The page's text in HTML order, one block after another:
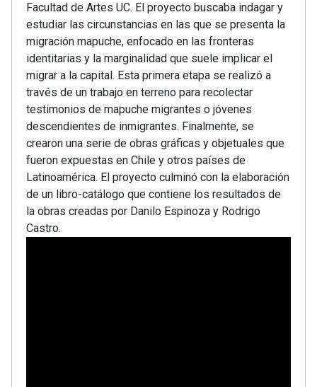
Facultad de Artes UC. El proyecto buscaba indagar y
estudiar las circunstancias en las que se presenta la
migración mapuche, enfocado en las fronteras
identitarias y la marginalidad que suele implicar el
migrar a la capital. Esta primera etapa se realizó a
través de un trabajo en terreno para recolectar
testimonios de mapuche migrantes o jóvenes
descendientes de inmigrantes. Finalmente, se
crearon una serie de obras gráficas y objetuales que
fueron expuestas en Chile y otros países de
Latinoamérica. El proyecto culminó con la elaboración
de un libro-catálogo que contiene los resultados de
la obras creadas por Danilo Espinoza y Rodrigo
Castro.